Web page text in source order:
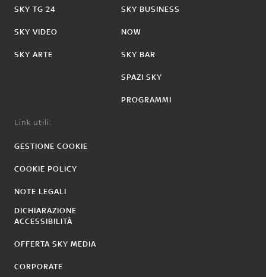
SKY TG 24
SKY VIDEO
SKY ARTE
SKY BUSINESS
NOW
SKY BAR
SPAZI SKY
PROGRAMMI
Link utili:
GESTIONE COOKIE
COOKIE POLICY
NOTE LEGALI
DICHIARAZIONE
ACCESSIBILITÀ
OFFERTA SKY MEDIA
CORPORATE